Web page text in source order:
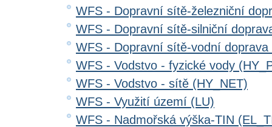
WFS - Dopravní sítě-železniční
WFS - Dopravní sítě-silniční
WFS - Dopravní sítě-vodní doprava
WFS - Vodstvo - fyzické vody
WFS - Vodstvo - sítě (HY_NET)
WFS - Využití území (LU)
WFS - Nadmořská výška-TIN